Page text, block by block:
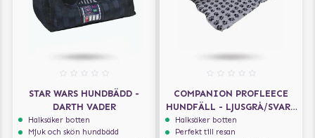
STAR WARS HUNDBÄDD -
DARTH VADER
Halksäker botten
Mjuk och skön hundbädd
COMPANION PROFLEECE
HUNDFÄLL - LJUSGRÅ/SVART
MED TASSAR 100X75 CM
Halksäker botten
Perfekt till resan